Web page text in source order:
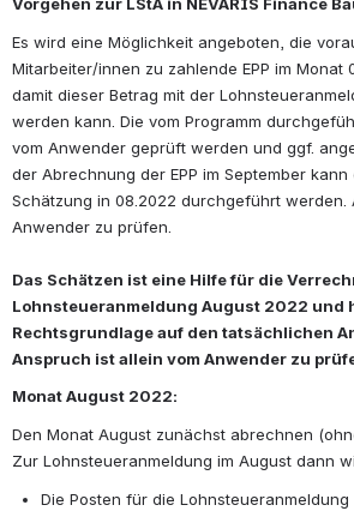
Es wird eine Möglichkeit angeboten, die
Mitarbeiter/innen zu zahlende EPP im Monat
damit dieser Betrag mit der
werden kann. Die vom Programm
vom Anwender geprüft werden und ggf.
der Abrechnung der EPP im September
Schätzung in 08.2022 durchgeführt werden.
Anwender zu prüfen.
Das Schätzen ist eine Hilfe für die
Lohnsteueranmeldung August 2022 und
Rechtsgrundlage auf den tatsächlichen
Anspruch ist allein vom Anwender zu
Monat August 2022:
Den Monat August zunächst abrechnen
Zur Lohnsteueranmeldung im August dann
Die Posten für die